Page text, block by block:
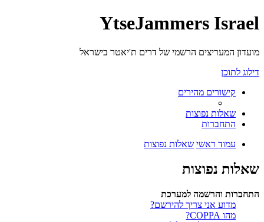
YtseJammers Israel
מועדון המעריצים הרשמי של דרים ת'יאטר בישראל
דילוג לתוכן
קישורים מהירים
שאלות נפוצות
התחברות
עמוד ראשי שאלות נפוצות
שאלות נפוצות
התחברות והרשמה למערכת
מדוע אני צריך להירשם?
מהו COPPA?